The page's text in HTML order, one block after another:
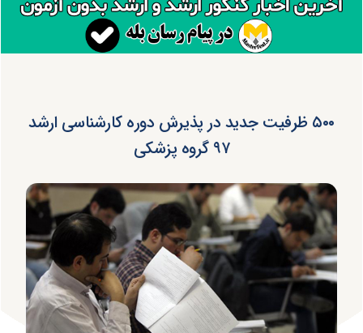
۵۰۰ ظرفیت جدید در پذیرش دوره کارشناسی ارشد
۹۷ گروه پزشکی